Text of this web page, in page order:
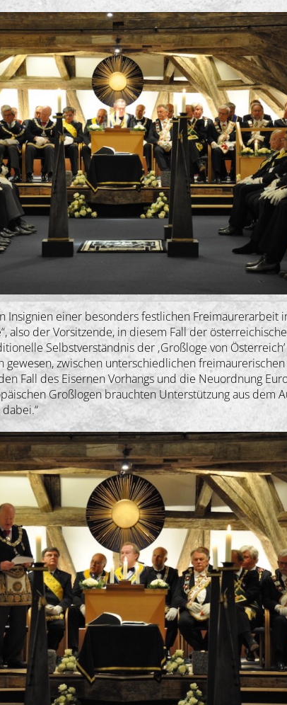
Insignien einer besonders festlichen Freimaurerarbeit
also der Vorsitzende, in diesem Fall der
Selbstverständnis der ‚Großloge von
gewesen, zwischen unterschiedlichen
Fall des Eisernen Vorhangs und die Neuordnung
Großlogen brauchten Unterstützung aus dem